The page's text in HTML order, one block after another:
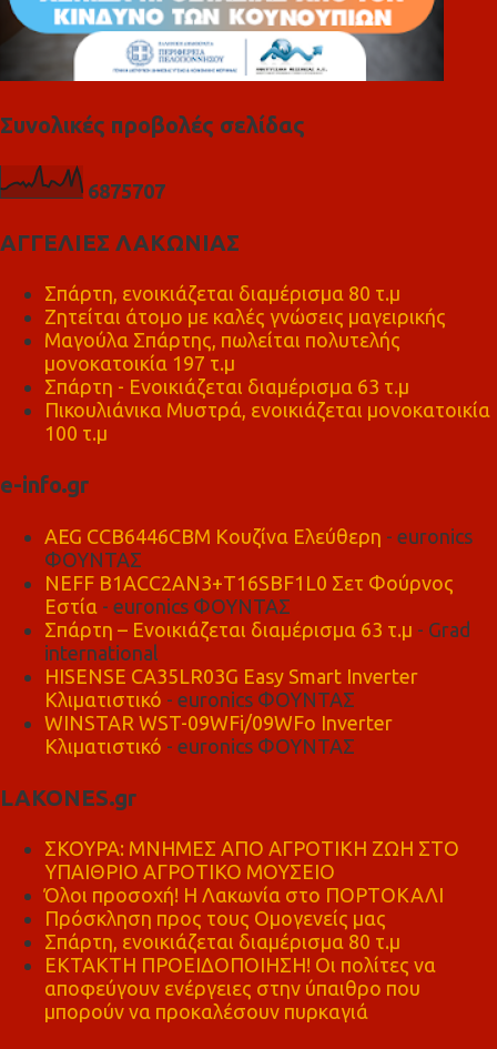
Συνολικές προβολές σελίδας
6875707
ΑΓΓΕΛΙΕΣ ΛΑΚΩΝΙΑΣ
Σπάρτη, ενοικιάζεται διαμέρισμα 80 τ.μ
Ζητείται άτομο με καλές γνώσεις μαγειρικής
Μαγούλα Σπάρτης, πωλείται πολυτελής
μονοκατοικία 197 τ.μ
Σπάρτη - Ενοικιάζεται διαμέρισμα 63 τ.μ
Πικουλιάνικα Μυστρά, ενοικιάζεται μονοκατοικία
100 τ.μ
e-info.gr
AEG CCB6446CBM Κουζίνα Ελεύθερη - euronics
ΦΟΥΝΤΑΣ
NEFF B1ACC2AN3+T16SBF1L0 Σετ Φούρνος
Εστία - euronics ΦΟΥΝΤΑΣ
Σπάρτη – Ενοικιάζεται διαμέρισμα 63 τ.μ - Grad
international
HISENSE CA35LR03G Easy Smart Inverter
Κλιματιστικό - euronics ΦΟΥΝΤΑΣ
WINSTAR WST-09WFi/09WFo Inverter
Κλιματιστικό - euronics ΦΟΥΝΤΑΣ
LAKONES.gr
ΣΚΟΥΡΑ: ΜΝΗΜΕΣ ΑΠΟ ΑΓΡΟΤΙΚΗ ΖΩΗ ΣΤΟ
ΥΠΑΙΘΡΙΟ ΑΓΡΟΤΙΚΟ ΜΟΥΣΕΙΟ
Όλοι προσοχή! Η Λακωνία στο ΠΟΡΤΟΚΑΛΙ
Πρόσκληση προς τους Ομογενείς μας
Σπάρτη, ενοικιάζεται διαμέρισμα 80 τ.μ
ΕΚΤΑΚΤΗ ΠΡΟΕΙΔΟΠΟΙΗΣΗ! Οι πολίτες να
αποφεύγουν ενέργειες στην ύπαιθρο που
μπορούν να προκαλέσουν πυρκαγιά